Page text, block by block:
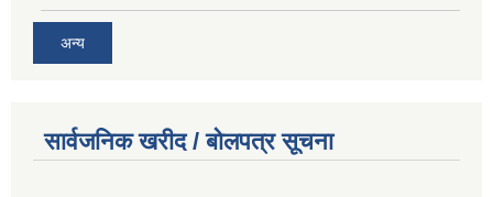
अन्य
सार्वजनिक खरीद / बोलपत्र सूचना